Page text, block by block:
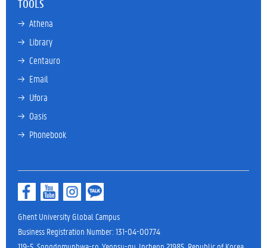
TOOLS
→ Athena
→ Library
→ Centauro
→ Email
→ Ufora
→ Oasis
→ Phonebook
Ghent University Global Campus
Business Registration Number: 131-04-00774